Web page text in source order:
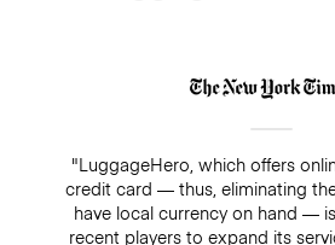
"LuggageHero, which offers
credit card — thus, eliminating
have local currency on hand —
recent players to expand its